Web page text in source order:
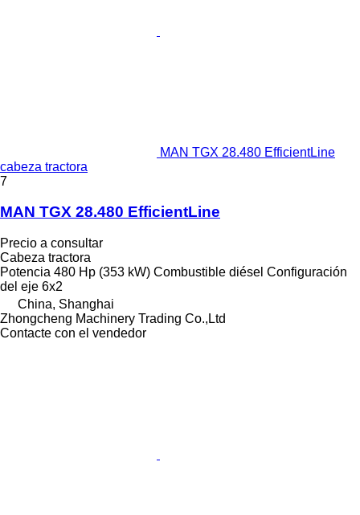
MAN TGX 28.480 EfficientLine
cabeza tractora
7
MAN TGX 28.480 EfficientLine
Precio a consultar
Cabeza tractora
Potencia 480 Hp (353 kW) Combustible diésel Configuración
del eje 6x2
China, Shanghai
Zhongcheng Machinery Trading Co.,Ltd
Contacte con el vendedor